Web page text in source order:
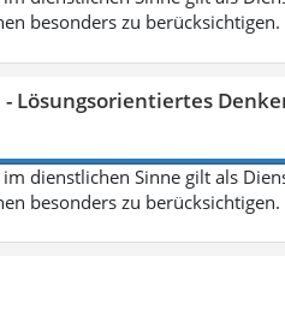
besonders zu berücksichtigen.
- Lösungsorientiertes
dienstlichen Sinne gilt als
besonders zu berücksichtigen.